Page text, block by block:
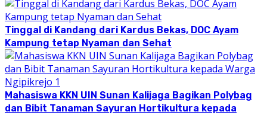
Tinggal di Kandang dari Kardus Bekas, DOC Ayam
Kampung tetap Nyaman dan Sehat
Mahasiswa KKN UIN Sunan Kalijaga Bagikan Polybag
dan Bibit Tanaman Sayuran Hortikultura kepada